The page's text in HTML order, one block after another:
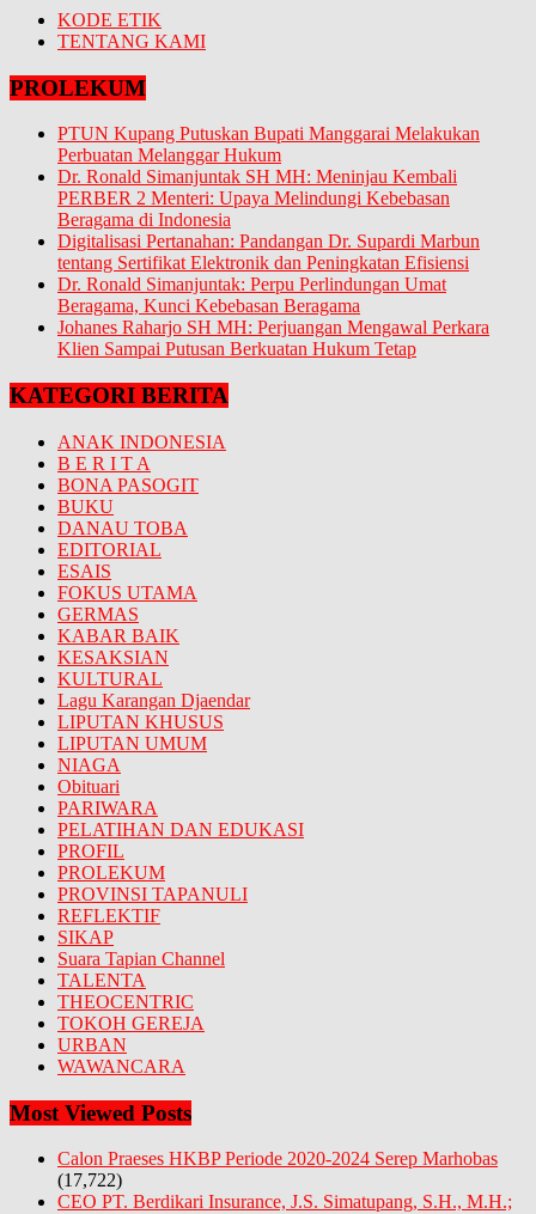
KODE ETIK
TENTANG KAMI
PROLEKUM
PTUN Kupang Putuskan Bupati Manggarai Melakukan
Perbuatan Melanggar Hukum
Dr. Ronald Simanjuntak SH MH: Meninjau Kembali
PERBER 2 Menteri: Upaya Melindungi Kebebasan
Beragama di Indonesia
Digitalisasi Pertanahan: Pandangan Dr. Supardi Marbun
tentang Sertifikat Elektronik dan Peningkatan Efisiensi
Dr. Ronald Simanjuntak: Perpu Perlindungan Umat
Beragama, Kunci Kebebasan Beragama
Johanes Raharjo SH MH: Perjuangan Mengawal Perkara
Klien Sampai Putusan Berkuatan Hukum Tetap
KATEGORI BERITA
ANAK INDONESIA
B E R I T A
BONA PASOGIT
BUKU
DANAU TOBA
EDITORIAL
ESAIS
FOKUS UTAMA
GERMAS
KABAR BAIK
KESAKSIAN
KULTURAL
Lagu Karangan Djaendar
LIPUTAN KHUSUS
LIPUTAN UMUM
NIAGA
Obituari
PARIWARA
PELATIHAN DAN EDUKASI
PROFIL
PROLEKUM
PROVINSI TAPANULI
REFLEKTIF
SIKAP
Suara Tapian Channel
TALENTA
THEOCENTRIC
TOKOH GEREJA
URBAN
WAWANCARA
Most Viewed Posts
Calon Praeses HKBP Periode 2020-2024 Serep Marhobas
(17,722)
CEO PT. Berdikari Insurance, J.S. Simatupang, S.H., M.H.;